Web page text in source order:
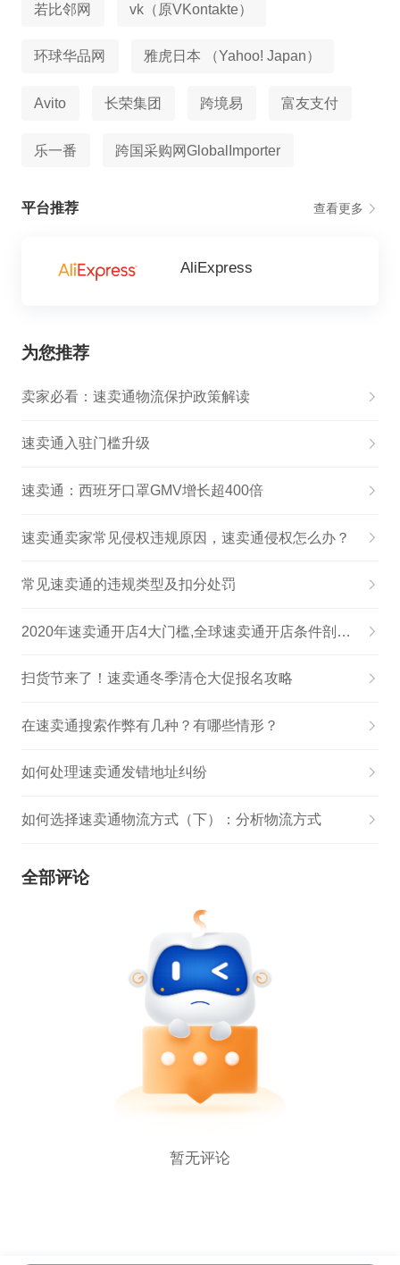
若比邻网 vk（原VKontakte）
环球华品网 雅虎日本 （Yahoo! Japan）
Avito 长荣集团 跨境易 富友支付
乐一番 跨国采购网GlobalImporter
平台推荐 查看更多
AliExpress
为您推荐
卖家必看：速卖通物流保护政策解读
速卖通入驻门槛升级
速卖通：西班牙口罩GMV增长超400倍
速卖通卖家常见侵权违规原因，速卖通侵权怎么办？
常见速卖通的违规类型及扣分处罚
2020年速卖通开店4大门槛,全球速卖通开店条件剖析！
扫货节来了！速卖通冬季清仓大促报名攻略
在速卖通搜索作弊有几种？有哪些情形？
如何处理速卖通发错地址纠纷
如何选择速卖通物流方式（下）：分析物流方式
全部评论
暂无评论